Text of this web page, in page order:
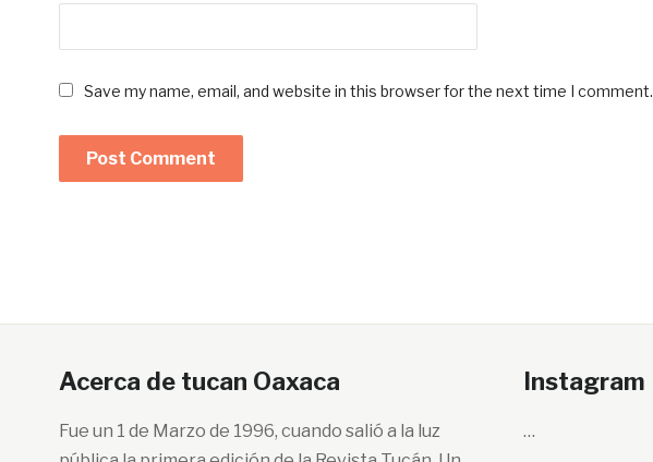
Save my name, email, and website in this browser for the next time I comment.
Acerca de tucan Oaxaca
Fue un 1 de Marzo de 1996, cuando salió a la luz
Instagram
…